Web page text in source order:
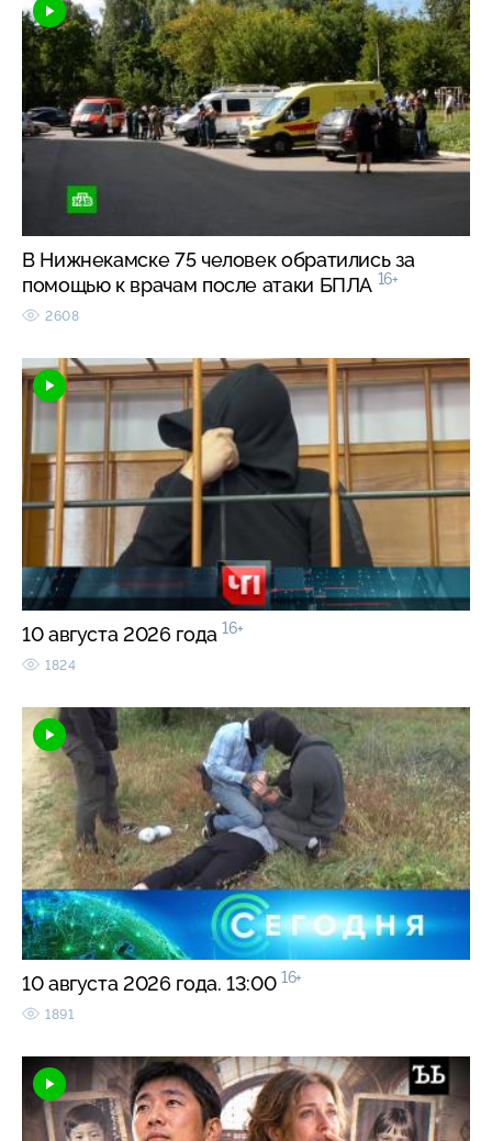
В Нижнекамске 75 человек обратились за
помощью к врачам после атаки БПЛА 16+
2608
10 августа 2026 года 16+
1824
10 августа 2026 года. 13:00 16+
1891